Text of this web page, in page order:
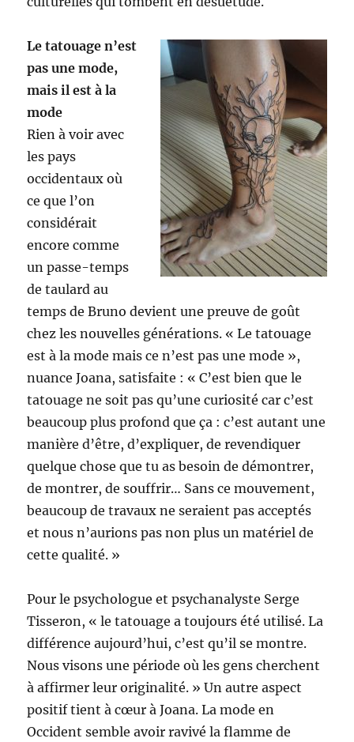
Le tatouage n’est
pas une mode,
mais il est à la
mode
Rien à voir avec
les pays
occidentaux où
ce que l’on
considérait
encore comme
un passe-temps
de taulard au
temps de Bruno devient une preuve de goût
chez les nouvelles générations. « Le tatouage
est à la mode mais ce n’est pas une mode »,
nuance Joana, satisfaite : « C’est bien que le
tatouage ne soit pas qu’une curiosité car c’est
beaucoup plus profond que ça : c’est autant une
manière d’être, d’expliquer, de revendiquer
quelque chose que tu as besoin de démontrer,
de montrer, de souffrir… Sans ce mouvement,
beaucoup de travaux ne seraient pas acceptés
et nous n’aurions pas non plus un matériel de
cette qualité. »
Pour le psychologue et psychanalyste Serge
Tisseron, « le tatouage a toujours été utilisé. La
différence aujourd’hui, c’est qu’il se montre.
Nous visons une période où les gens cherchent
à affirmer leur originalité. » Un autre aspect
positif tient à cœur à Joana. La mode en
Occident semble avoir ravivé la flamme de